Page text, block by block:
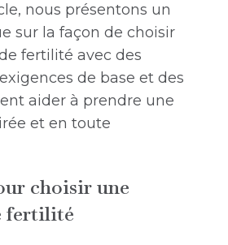
nous présentons un
sur la façon de choisir
fertilité avec des
de base et des
aider à prendre une
et en toute
choisir une
fertilité